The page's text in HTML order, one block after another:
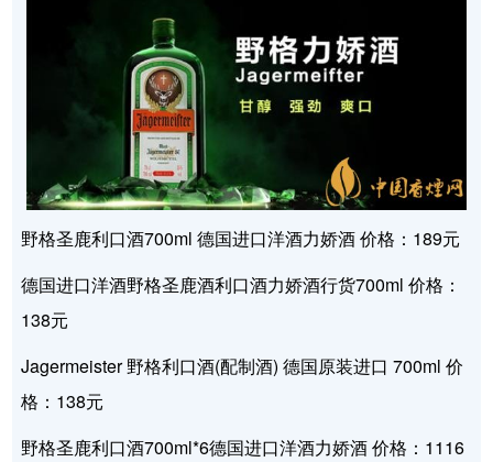
野格圣鹿利口酒700ml 德国进口洋酒力娇酒 价格：189元
德国进口洋酒野格圣鹿酒利口酒力娇酒行货700ml 价格：
138元
Jagermeister 野格利口酒(配制酒) 德国原装进口 700ml 价
格：138元
野格圣鹿利口酒700ml*6德国进口洋酒力娇酒 价格：1116